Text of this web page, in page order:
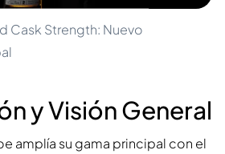
Cask Strength: Nuevo
y Visión General
amplía su gama principal con el